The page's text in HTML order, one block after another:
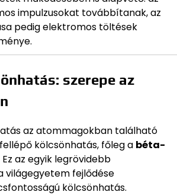
impulzusokat továbbítanak, az
pedig elektromos töltések
szerepe az
az atommagokban található
kölcsönhatás, főleg a béta-
Ez az egyik legrövidebb
világegyetem fejlődése
kölcsönhatás.